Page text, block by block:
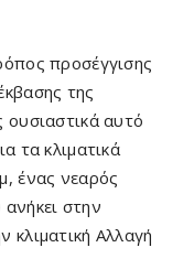
προσέγγισης
της
ουσιαστικά αυτό
τα κλιματικά
ένας νεαρός
στην
κλιματική Αλλαγή